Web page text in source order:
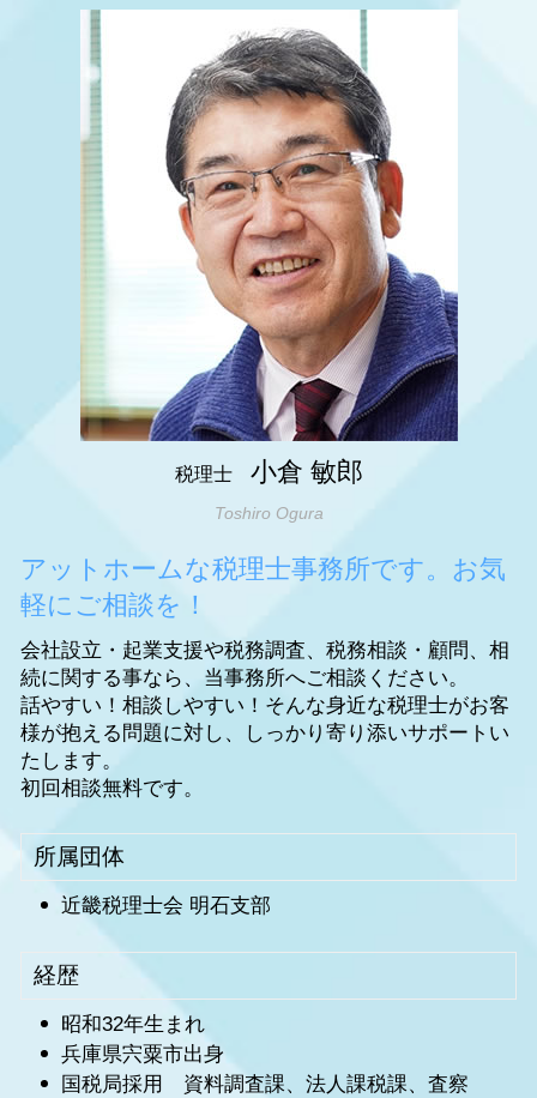
税務調査 対応
税務調査 時期 個人
税務調査 確率 相続
税務相談
税理士 税務相談とは
事業承継 青色申告
節税対策 不動産
節税対策 ideco
事業承継 税理士
遺贈 相続税
相続税 生前贈与
相続税基礎控除 不動産
相続税 配偶者控除 計算
相続税 減らすには
相続時精算課税制度 メリット
相続税 分割
相続税 いくらから 配偶者
相続 節税
姫路市 税務相談
明石市 会社設立
姫路市 法人成り
明石市 節税対策
明石市 法人成り
姫路市 事業承継
神戸市 法人成り
大阪市 相続税 申告
大阪市 法人成り
大阪市 起業支援
明石市 税務調査
神戸市 相続 対策
姫路市 会社設立
税理士 小倉 敏郎
Toshiro Ogura
アットホームな税理士事務所です。お気
軽にご相談を！
会社設立・起業支援や税務調査、税務相談・顧問、相
続に関する事なら、当事務所へご相談ください。
話やすい！相談しやすい！そんな身近な税理士がお客
様が抱える問題に対し、しっかり寄り添いサポートい
たします。
初回相談無料です。
所属団体
近畿税理士会 明石支部
経歴
昭和32年生まれ
兵庫県宍粟市出身
国税局採用 資料調査課、法人課税課、査察